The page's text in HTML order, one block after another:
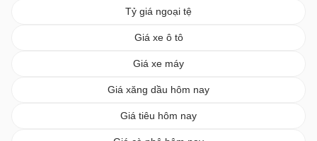
Tỷ giá ngoại tệ
Giá xe ô tô
Giá xe máy
Giá xăng dầu hôm nay
Giá tiêu hôm nay